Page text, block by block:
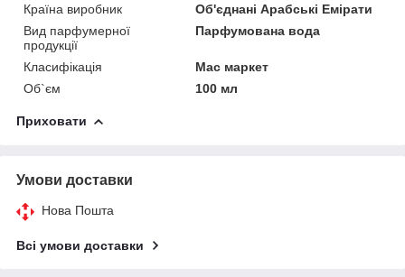
Країна виробник
Об'єднані Арабські Емірати
Вид парфумерної
продукції
Парфумована вода
Класифікація
Мас маркет
Об`єм
100 мл
Приховати
Умови доставки
Нова Пошта
Всі умови доставки